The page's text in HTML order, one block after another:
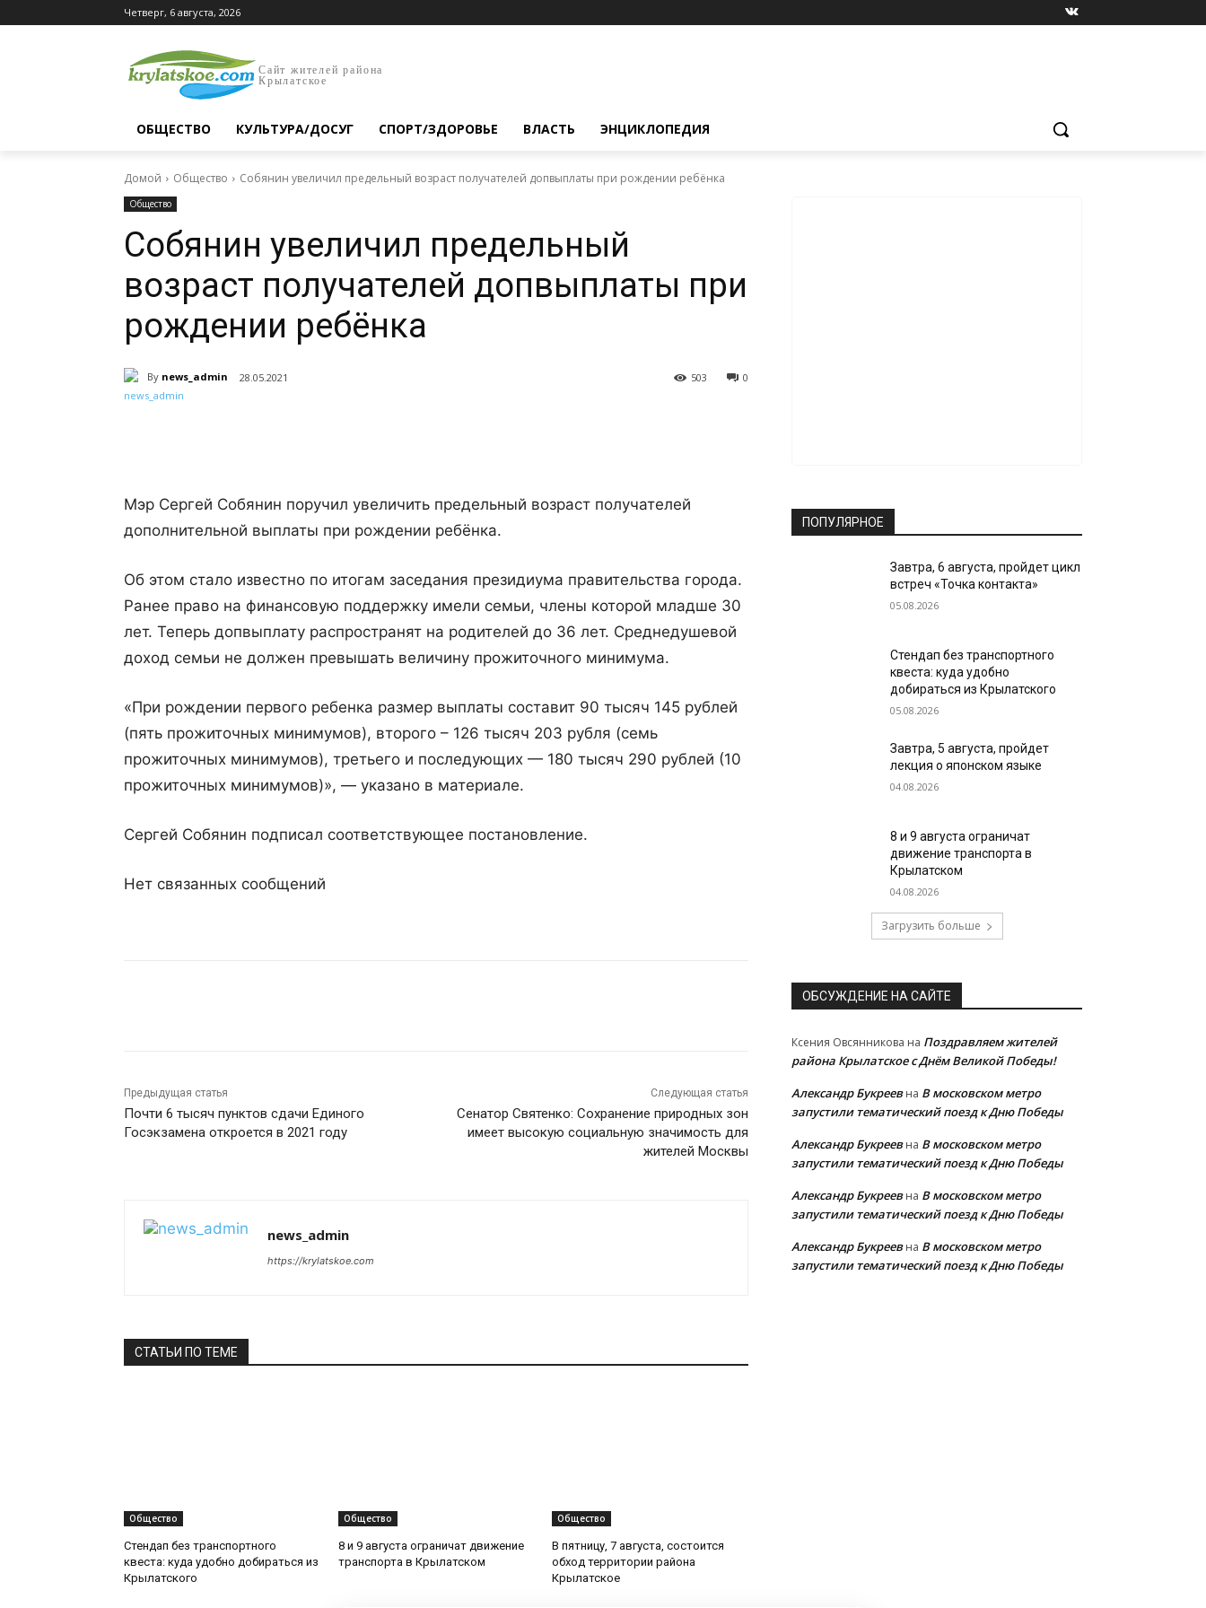
Четверг, 6 августа, 2026
Сайт жителей района
Крылатское
ОБЩЕСТВО КУЛЬТУРА/ДОСУГ СПОРТ/ЗДОРОВЬЕ ВЛАСТЬ ЭНЦИКЛОПЕДИЯ
Домой Общество Собянин увеличил предельный возраст получателей допвыплаты при рождении ребёнка
Общество
Собянин увеличил предельный
возраст получателей допвыплаты при
рождении ребёнка
By news_admin 28.05.2021 0
503
Мэр Сергей Собянин поручил увеличить предельный возраст получателей
дополнительной выплаты при рождении ребёнка.
Об этом стало известно по итогам заседания президиума правительства города.
Ранее право на финансовую поддержку имели семьи, члены которой младше 30
лет. Теперь допвыплату распространят на родителей до 36 лет. Среднедушевой
доход семьи не должен превышать величину прожиточного минимума.
«При рождении первого ребенка размер выплаты составит 90 тысяч 145 рублей
(пять прожиточных минимумов), второго – 126 тысяч 203 рубля (семь
прожиточных минимумов), третьего и последующих — 180 тысяч 290 рублей (10
прожиточных минимумов)», — указано в материале.
Сергей Собянин подписал соответствующее постановление.
Нет связанных сообщений
Предыдущая статья
Почти 6 тысяч пунктов сдачи Единого
Госэкзамена откроется в 2021 году
Следующая статья
Сенатор Святенко: Сохранение природных зон
имеет высокую социальную значимость для
жителей Москвы
news_admin
https://krylatskoe.com
СТАТЬИ ПО ТЕМЕ
Общество
Стендап без транспортного
квеста: куда удобно добираться из
Крылатского
Общество
8 и 9 августа ограничат движение
транспорта в Крылатском
Общество
В пятницу, 7 августа, состоится
обход территории района
Крылатское
ПОПУЛЯРНОЕ
Завтра, 6 августа, пройдет цикл
встреч «Точка контакта»
05.08.2026
Стендап без транспортного
квеста: куда удобно
добираться из Крылатского
05.08.2026
Завтра, 5 августа, пройдет
лекция о японском языке
04.08.2026
8 и 9 августа ограничат
движение транспорта в
Крылатском
04.08.2026
Загрузить больше
ОБСУЖДЕНИЕ НА САЙТЕ
Ксения Овсянникова на Поздравляем жителей
района Крылатское с Днём Великой Победы!
Александр Букреевна В московском метро
запустили тематический поезд к Дню Победы
Александр Букреевна В московском метро
запустили тематический поезд к Дню Победы
Александр Букреевна В московском метро
запустили тематический поезд к Дню Победы
Александр Букреевна В московском метро
запустили тематический поезд к Дню Победы